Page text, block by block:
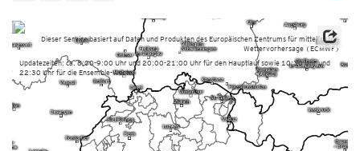
Updatezeiten: ca. 8:00-9:00 Uhr und 20:00-21:00 Uhr für den Hauptlauf sowie 10:30 Uhr und
22:30 Uhr für die Ensemble-Werte
Dieser Service basiert auf Daten und Produkten des Europäischen Zentrums für mittelfristige
Wettervorhersage (ECMWF)